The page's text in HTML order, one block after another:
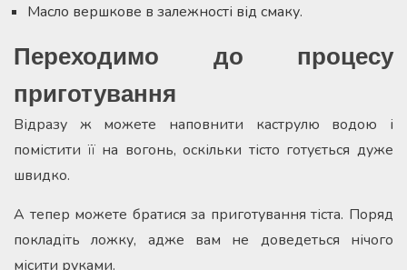
Масло вершкове в залежності від смаку.
Переходимо до процесу
приготування
Відразу ж можете наповнити каструлю водою і
помістити її на вогонь, оскільки тісто готується дуже
швидко.
А тепер можете братися за приготування тіста. Поряд
покладіть ложку, адже вам не доведеться нічого
місити руками.